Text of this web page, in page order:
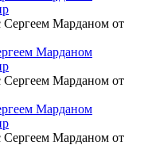
Марданом от
Марданом от
Марданом от